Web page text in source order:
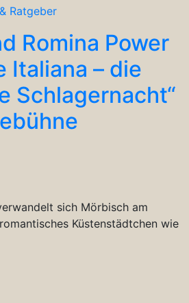
Ratgeber
Romina Power
Italiana – die
Schlagernacht“
sich Mörbisch am
Küstenstädtchen wie